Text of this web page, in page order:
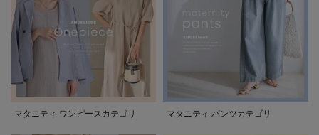
マタニティ ワンピースカテゴリ マタニティ パンツカテゴリ